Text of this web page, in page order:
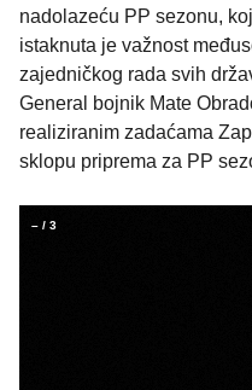
nadolazeću PP sezonu,
istaknuta je važnost
zajedničkog rada svih
General bojnik Mate
realiziranim zadaćama
sklopu priprema za PP
– / 3